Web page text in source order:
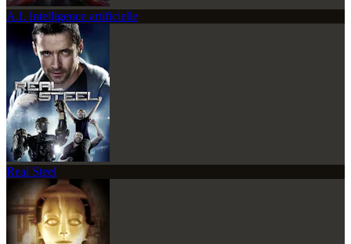
A.I. Intelligence artificielle
Real Steel